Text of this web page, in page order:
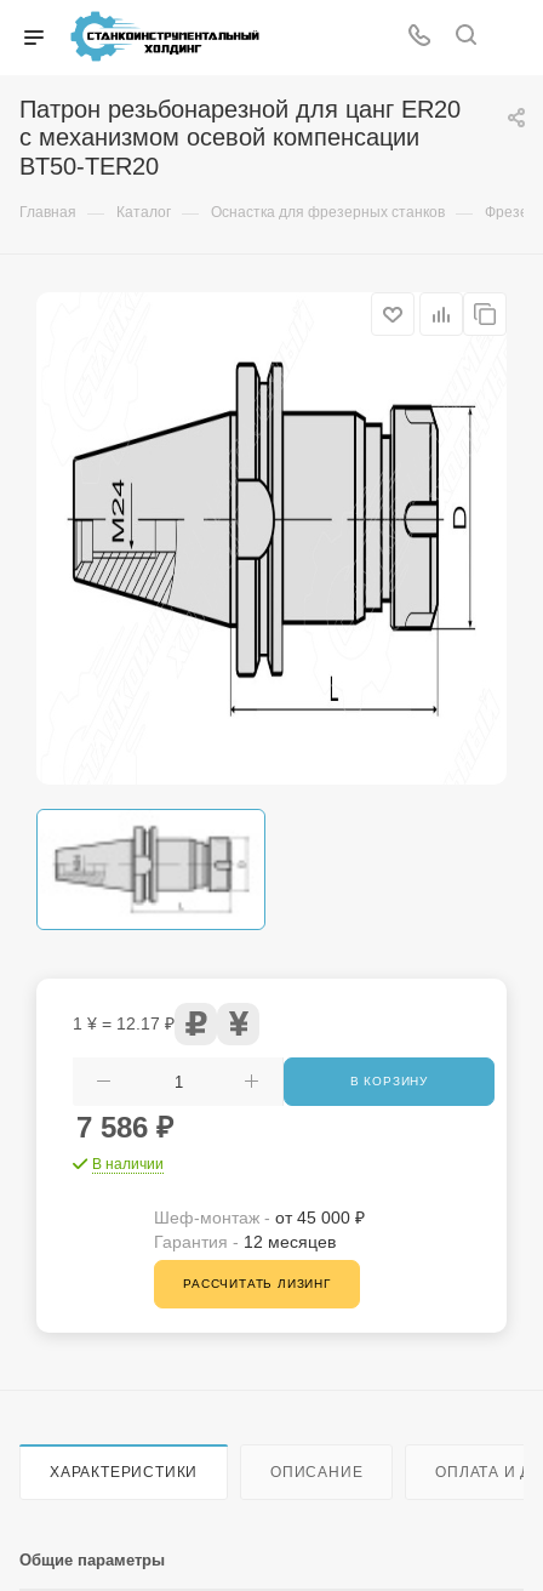
Патрон резьбонарезной для цанг ER20
с механизмом осевой компенсации
BT50-TER20
Главная — Каталог — Оснастка для фрезерных станков —
7 586 ₽
В наличии
1 ¥ = 12.17 ₽
В КОРЗИНУ
Шеф-монтаж - от 45 000 ₽
Гарантия - 12 месяцев
РАССЧИТАТЬ ЛИЗИНГ
ХАРАКТЕРИСТИКИ ОПИСАНИЕ ОПЛАТА И
Общие параметры